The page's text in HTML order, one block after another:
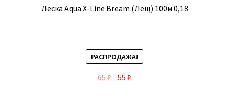
Леска Aqua X-Line Bream (Лещ) 100м 0,18
РАСПРОДАЖА!
65₽ 55₽